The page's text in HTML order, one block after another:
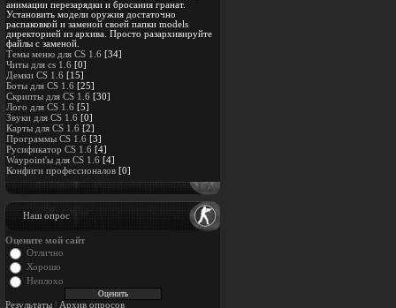
анимации перезарядки и бросания гранат.
Установить модели оружия достаточно
распаковкой и заменой своей папки models
директорией из архива. Просто разархивируйте
файлы с заменой.
Темы меню для CS 1.6 [34]
Читы для cs 1.6 [0]
Демки CS 1.6 [15]
Боты для CS 1.6 [25]
Скрипты для CS 1.6 [30]
Лого для CS 1.6 [5]
Звуки для CS 1.6 [0]
Карты для CS 1.6 [2]
Программы CS 1.6 [3]
Русификатор CS 1.6 [4]
Waypoint'ы для CS 1.6 [4]
Конфиги профессионалов [0]
Наш опрос
Оцените мой сайт
Отлично
Хорошо
Неплохо
Результаты
Архив опросов